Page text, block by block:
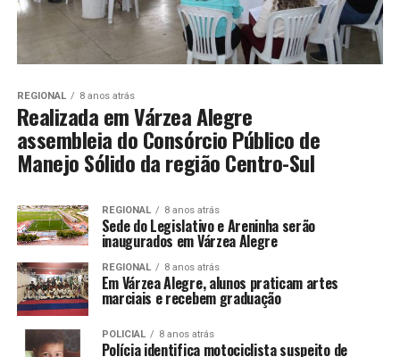
REGIONAL 8 anos atrás
Realizada em Várzea Alegre
assembleia do Consórcio Público de
Manejo Sólido da região Centro-Sul
REGIONAL 8 anos atrás
Sede do Legislativo e Areninha serão
inaugurados em Várzea Alegre
REGIONAL 8 anos atrás
Em Várzea Alegre, alunos praticam artes
marciais e recebem graduação
POLICIAL 8 anos atrás
Polícia identifica motociclista suspeito de